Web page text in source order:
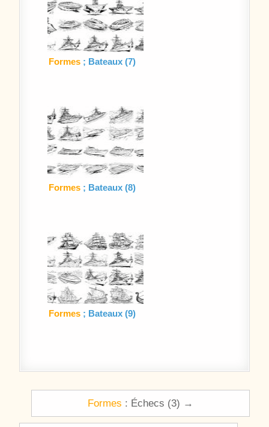
Formes ; Bateaux (7)
Formes ; Bateaux (8)
Formes ; Bateaux (9)
Navigation de l’article
Formes : Échecs (3) →